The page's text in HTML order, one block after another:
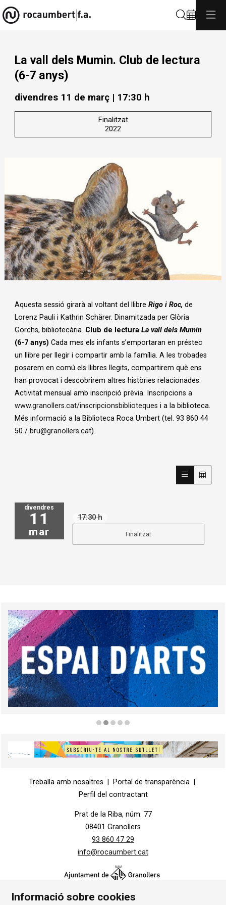
La vall dels Mumin. Club de lectura
(6-7 anys)
divendres 11 de març | 17:30 h
Finalitzat
2022
Aquesta sessió girarà al voltant del llibre Rigo i Roc, de
Lorenz Pauli i Kathrin Schärer. Dinamitzada per Glòria
Gorchs, bibliotecària. Club de lectura La vall dels Mumin
(6-7 anys) Cada mes els infants s’emportaran en préstec
un llibre per llegir i compartir amb la família. A les trobades
posarem en comú els llibres llegits, compartirem què ens
han provocat i descobrirem altres històries relacionades.
Activitat mensual amb inscripció prèvia. Inscripcions a
www.granollers.cat/inscripcionsbiblioteques i a la biblioteca.
Més informació a la Biblioteca Roca Umbert (tel. 93 860 44
50 / bru@granollers.cat).
divendres
11
mar
17:30 h
Finalitzat
Treballa amb nosaltres
Portal de transparència
Perfil del contractant
Prat de la Riba, núm. 77
08401 Granollers
93 860 47 29
info@rocaumbert.cat
Informació sobre cookies